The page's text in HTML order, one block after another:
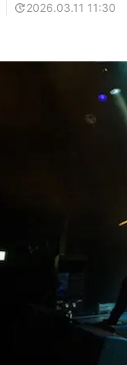
2026.03.11 11:30